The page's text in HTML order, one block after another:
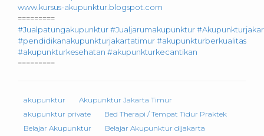
www.kursus-akupunktur.blogspot.com
=========
#Jualpatungakupunktur#Jualjarumakupunktur
#pendidikanakupunkturjakartatimur#akupunkturberkualitas
#akupunkturkesehatan #akupunkturkecantikan
=========
akupunktur
Akupunktur Jakarta Timur
akupunktur private
Bed Therapi / Tempat Tidur Praktek
Belajar Akupunktur
Belajar Akupunktur dijakarta